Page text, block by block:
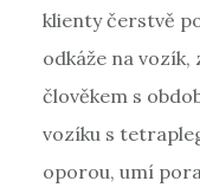
klienty čerstvě
odkáže na
člověkem s
vozíku s
oporou, umí